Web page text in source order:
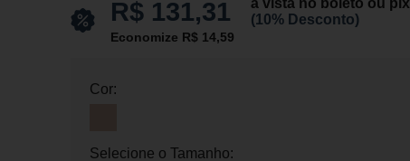
R$ 131,31
à vista no boleto ou pix
(10% Desconto)
Economize R$ 14,59
Cor:
Selecione o Tamanho: